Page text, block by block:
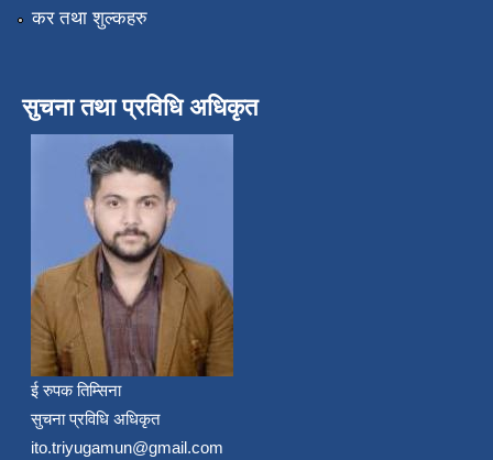
कर तथा शुल्कहरु
सुचना तथा प्रविधि अधिकृत
ई रुपक तिम्सिना
सुचना प्रविधि अधिकृत
ito.triyugamun@gmail.com